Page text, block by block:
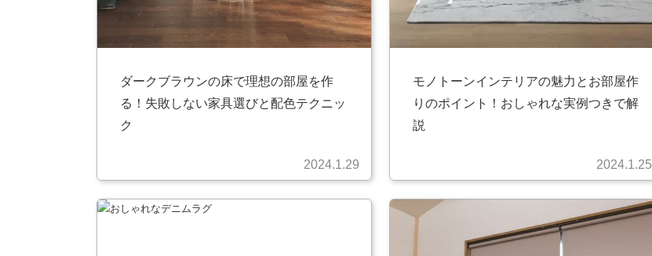
ダークブラウンの床で理想の部屋を作
る！失敗しない家具選びと配色テクニッ
ク
2024.1.29
モノトーンインテリアの魅力とお部屋作
りのポイント！おしゃれな実例つきで解
説
2024.1.25